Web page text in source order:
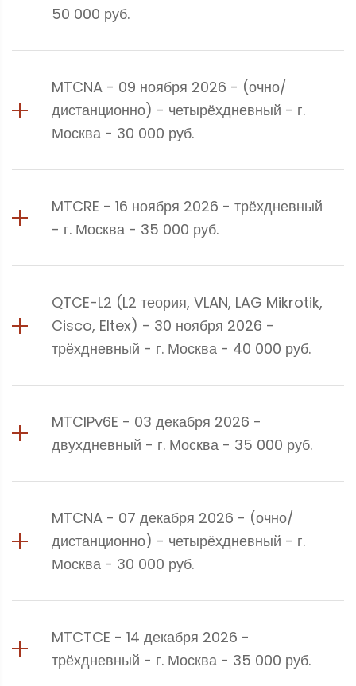
50 000 руб.
MTCNA - 09 ноября 2026 - (очно/
дистанционно) - четырёхдневный - г.
Москва - 30 000 руб.
MTCRE - 16 ноября 2026 - трёхдневный
- г. Москва - 35 000 руб.
QTCE-L2 (L2 теория, VLAN, LAG Mikrotik,
Cisco, Eltex) - 30 ноября 2026 -
трёхдневный - г. Москва - 40 000 руб.
MTCIPv6E - 03 декабря 2026 -
двухдневный - г. Москва - 35 000 руб.
MTCNA - 07 декабря 2026 - (очно/
дистанционно) - четырёхдневный - г.
Москва - 30 000 руб.
MTCTCE - 14 декабря 2026 -
трёхдневный - г. Москва - 35 000 руб.